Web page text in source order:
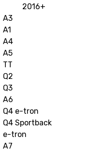
2016+
A3
A1
A4
A5
TT
Q2
Q3
A6
Q4 e-tron
Q4 Sportback
e-tron
A7